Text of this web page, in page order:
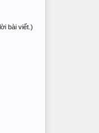
bài viết.)